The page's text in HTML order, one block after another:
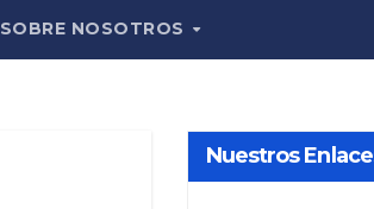
SOBRE NOSOTROS
Nuestros